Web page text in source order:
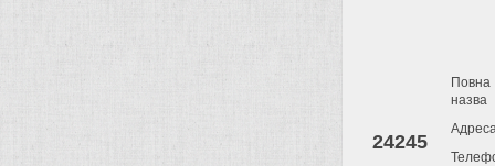
24245
Повна
назва